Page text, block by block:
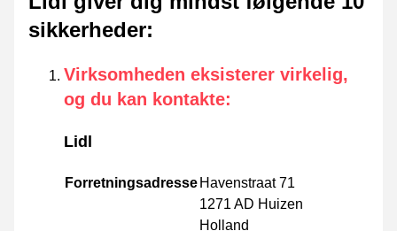
sikkerheder:
Virksomheden eksisterer virkelig,
og du kan kontakte:
Lidl
Forretningsadresse Havenstraat 71
1271 AD Huizen
Holland